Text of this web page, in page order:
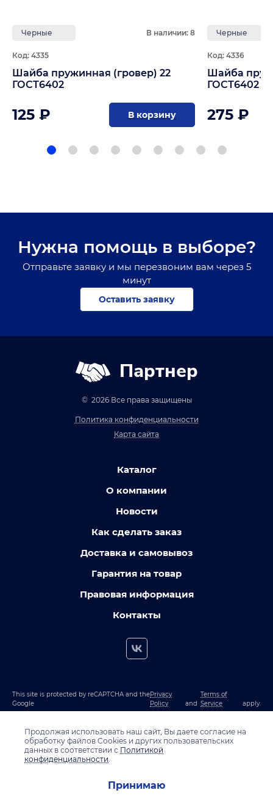
Черные В наличии: 8
Код: 4335
Шайба пружинная (гровер) 22
ГОСТ6402
125 ₽ В корзину
Черные
Код: 4336
Шайба
ГОСТ6402
275 ₽
Нужна помощь в выборе?
Отправьте заявку и мы перезвоним вам через 5
минут
Оставить заявку
Партнер
© 2026 Все права защищены
Политика конфиденциальности
Карта сайта
Каталог
О компании
Новости
Как сделать заказ
Доставка и самовывоз
Гарантия на товар
Правовая информация
Контакты
This site is protected by reCAPTCHA and the
Google
Privacy
Policy
and
Terms of
Service
apply.
Продолжая использовать наш сайт, Вы даете согласие на
обработку файлов Cookies и других пользовательских
данных в соответствии с Политикой
конфиденциальности.
Принимаю